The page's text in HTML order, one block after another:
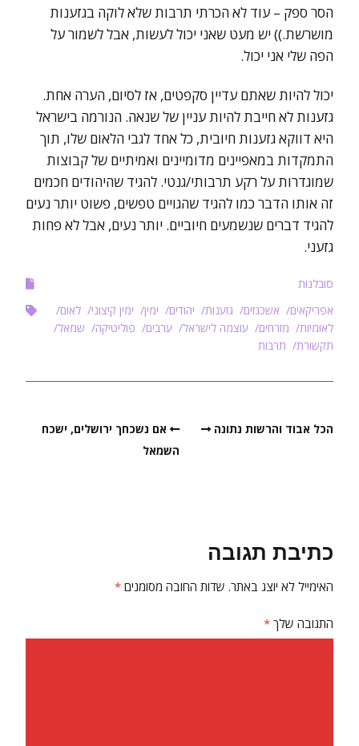
הסר ספק – עוד לא הכרתי תרבות שלא לוקה בגזענות
מושרשת.)) יש מעט שאני יכול לעשות, אבל לשמור על
הפה שלי אני יכול.
יכול להיות שאתם עדיין סקפטים, אז לסיום, הערה אחת.
גזענות לא חייבת להיות עניין של שנאה. הנורמה בישראל
היא דווקא גזענות חיובית, כל אחד לגבי הלאום שלו, תוך
התמקדות במאפיינים מדומיינים ואמיתיים של קבוצות
שמוגדרות על רקע תרבותי/גנטי. להגיד שהיהודים חכמים
זה אותו הדבר כמו להגיד שהגויים טפשים, פשוט יותר נעים
להגיד דברים שנשמעים חיוביים. יותר נעים, אבל לא פחות
גזעני.
סובלנות
אפריקאים
אשכנזים גזענות יהודים ימין ימין קיצוני
לאום
לאומיות
מזרחים עוצמה לישראל ערבים פוליטיקה
שמאל
תקשורת
תרבות
אם נשכחך ירושלים, ישכח
השמאל
הכל אבוד והרשות נתונה
כתיבת תגובה
האימייל לא יוצג באתר. שדות החובה מסומנים *
התגובה שלך *